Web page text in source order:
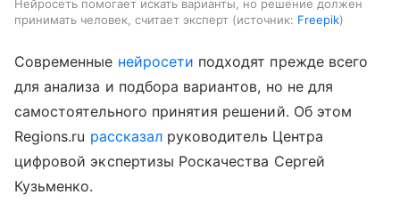
Нейросеть помогает искать варианты, но решение должен
принимать человек, считает эксперт
источник: Freepik
Cовременные нейросети подходят прежде всего
для анализа и подбора вариантов, но не для
самостоятельного принятия решений. Об этом
Regions.ru рассказалруководитель Центра
цифровой экспертизы Роскачества Сергей
Кузьменко.